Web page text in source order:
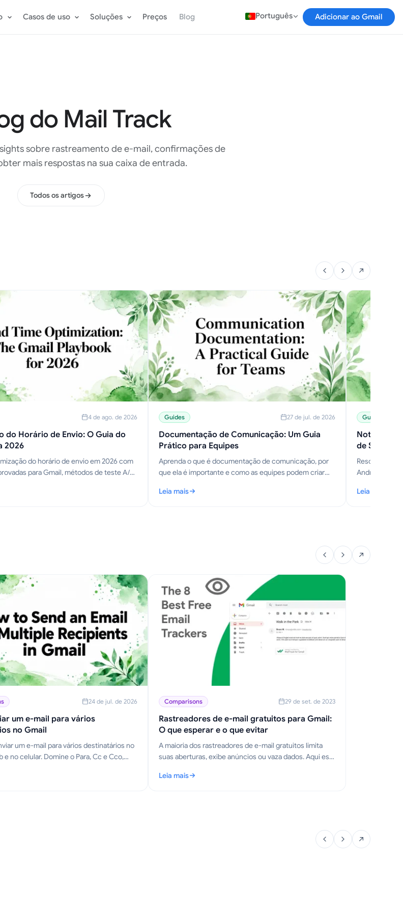
Casos de uso Soluções Preços Blog Português Adicionar ao Gmail
do Mail Track
sobre rastreamento de e-mail, confirmações de
mais respostas na sua caixa de entrada.
Todos os artigos
4 de ago. de 2026
do Horário de Envio: O Guia do
2026
do horário de envio em 2026 com
para Gmail, métodos de teste A/B
e receita.
do Horário de Envio: O Guia do Gmail para 2026
Guides 27 de jul. de 2026
Documentação de Comunicação: Um Guia
Prático para Equipes
Aprenda o que é documentação de comunicação, por
que ela é importante e como as equipes podem criar
Leia mais
: Documentação de Comunicação: Um Guia Prático para Equipes
Guides
de Solução
Resolva
Android de
solução de
Leia mais
:
24 de jul. de 2026
um e-mail para vários
no Gmail
um e-mail para vários destinatários no
e no celular. Domine o Para, Cc e Cco,
um e-mail para vários destinatários no Gmail
Comparisons 29 de set. de 2023
Rastreadores de e-mail gratuitos para Gmail:
O que esperar e o que evitar
A maioria dos rastreadores de e-mail gratuitos limita
suas aberturas, exibe anúncios ou vaza dados. Aqui está
Mail Track for Gmail continua gratuito.
Leia mais
: Rastreadores de e-mail gratuitos para Gmail: O que esperar e o que